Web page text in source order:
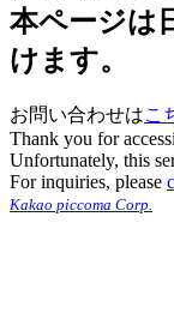
本ページは
けます。
お問い合わせはこ
Thank you for
Unfortunately, this
For inquiries, please
Kakao piccoma Corp.